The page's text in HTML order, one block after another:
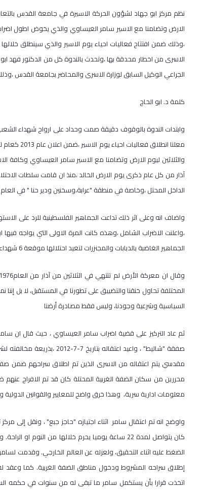
نظم مركز ابو جهاد لشؤون الحركة الاسيرة في جامعة القدس
الارض وتضامنا مع الاسير سامر العيساوي والذي يخوض اطول
،وذلك ضمن افتتاح فعاليات احياء يوم الاسير والذي سينطلق
الاسرى من اخطار محدقة بها ،وتحدث بالندوة كل من الدكتور فهد ابو
الجراعي الوكيل السابق لوزارة الاسرى والمحاضر بجامعة القدس
كلمة د. ابو الحاج
وابتدات الندوة بالوقوف دقيقة صمت وحداد على ارواح شهداء
معلنا
آذار من كل عام ذكرى يوم الارض الخالد ،منذ ان قامت سلطات
الداخل المحتل ،وخاصة في منطقة "عرابة،وسخنين ودير حنا " في العام 1976 .
واضاف انه وعلى اثر ذلك تداعت الجماهير الفلسطينية للرد على
،واعلنت الاضراب الشامل ،وهذه كانت المرة الاولى التي يواجه فيها
الجماهير الغاضبة بالدبابات والمجنزرات لتعيد احتلالها موقعة 6 شهداء وعشرات الجرحى .
المختلفة تحاول خنقنا والتضييق على تطورنا في المستقبل، لا بل
السياسية وشرعية وجودنا، وليس فقط مصادرة أرضنا
صفقة "شاليط" ، واعيد
محررين من سكان الضفة الغربية المحتلة كان قد تم الافراج
معلومات ادارية سرية، وهذا خرق واضح للمعايير والقوانين
الضغط عليه اثناء التحقيق، ولعزله عن العالم الخارجي. وقدمت
إطلاق سراحه المشروط ودخول مناطق الضفة الغربية. كما